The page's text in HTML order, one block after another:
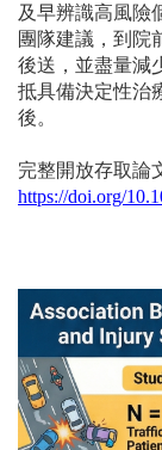
及早辨識高風險
團隊建議，到院
後送，並盡量減
抵具備決定性治
後。
完整開放存取論
https://doi.org/